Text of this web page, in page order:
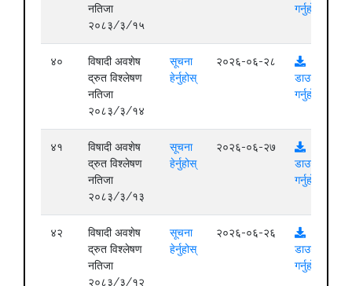
नतिजा
२०८३/३/१५
गर्नुहोस्
४०
विषादी अवशेष
द्रुत विश्लेषण
नतिजा
२०८३/३/१४
सूचना
हेर्नुहोस्
२०२६-०६-२८
डाउनलोड
गर्नुहोस्
४१
विषादी अवशेष
द्रुत विश्लेषण
नतिजा
२०८३/३/१३
सूचना
हेर्नुहोस्
२०२६-०६-२७
डाउनलोड
गर्नुहोस्
४२
विषादी अवशेष
द्रुत विश्लेषण
नतिजा
२०८३/३/१२
सूचना
हेर्नुहोस्
२०२६-०६-२६
डाउनलोड
गर्नुहोस्